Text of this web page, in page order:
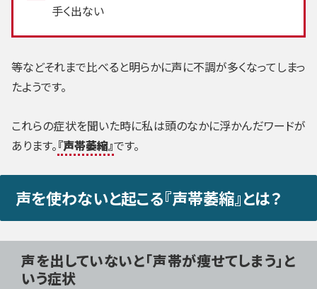
手く出ない
等などそれまで比べると明らかに声に不調が多くなってしまっ
たようです。
これらの症状を聞いた時に私は頭のなかに浮かんだワードが
あります。『声帯萎縮』です。
声を使わないと起こる『声帯萎縮』とは？
声を出していないと「声帯が痩せてしまう」と
いう症状